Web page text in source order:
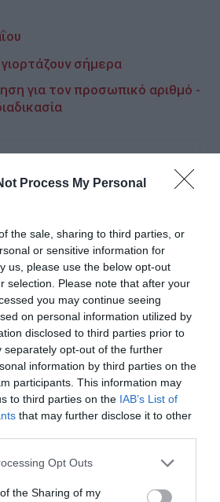
Process My Personal
the sale, sharing to third parties, or
or sensitive information for
us, please use the below opt-out
selection. Please note that after your
you may continue seeing
on personal information utilized by
disclosed to third parties prior to
separately opt-out of the further
information by third parties on the
participants. This information may
to third parties on the IAB’s List of
that may further disclose it to other
app uses one or more Google
or usage behaviour. You may click to
Opt Outs
the Sharing of my
σήμερα
για τον προσωπικό αριθμό -
News
Ροή ειδήσεων
να υποστηρίξει την υγεία
τροφές που πρέπει να
διακομίστηκε ναυτικός που